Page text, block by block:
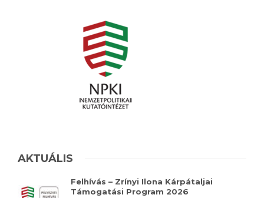
AKTUÁLIS
Felhívás – Zrínyi Ilona Kárpátaljai
Támogatási Program 2026